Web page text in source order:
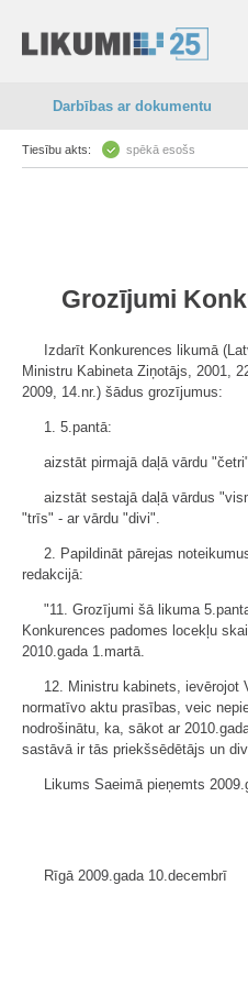
Darbības ar dokumentu
Tiesību akts: spēkā esošs
Grozījumi
Izdarīt Konkurences likumā
Ministru Kabineta Ziņotājs, 2001,
2009, 14.nr.) šādus grozījumus:
1. 5.pantā:
aizstāt pirmajā daļā vārdu
aizstāt sestajā daļā vārdus
"trīs" - ar vārdu "divi".
2. Papildināt pārejas
redakcijā:
"11. Grozījumi šā likuma
Konkurences padomes locekļu
2010.gada 1.martā.
12. Ministru kabinets, ievērojot
normatīvo aktu prasības, veic
nodrošinātu, ka, sākot ar
sastāvā ir tās priekšsēdētājs un
Likums Saeimā pieņemts
Rīgā 2009.gada 10.decembrī